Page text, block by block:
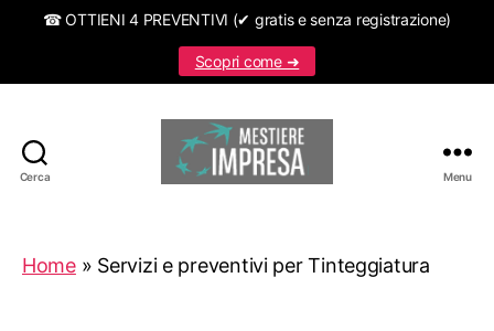
☎ OTTIENI 4 PREVENTIVI (✔ gratis e senza registrazione)
Scopri come ➜
Cerca Menu
Home» Servizi e preventivi per Tinteggiatura